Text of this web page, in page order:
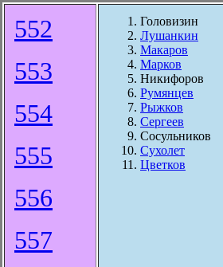
552
553
554
555
556
557
Головизин
Лушанкин
Макаров
Марков
Никифоров
Румянцев
Рыжков
Сергеев
Сосульников
Сухолет
Цветков